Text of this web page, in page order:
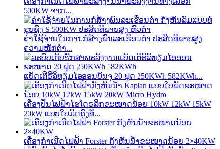
500KW ຈາກ...
ຄ່າໃຊ້ຈ່າຍໃນການກໍ່ສ້າງພົນລະເຮືອນຕໍ່າ ປະສິດທິພາບສູງ
ຄວາມໜັກຕໍ່າ...
ແບັດເຕີຣີລິທຽມໄອອອນບັນຈຸ 20 ຟຸດ 250KWh 582KWh...
ເຄື່ອງປັ່ນໄຟຟ້າໄຮໂດຣລິກຂະໜາດນ້ອຍ 10kW 12kW 15kW
20kW ແບບໃບມີດຄົງທີ່...
ເຄື່ອງກຳເນີດໄຟຟ້າ Forster ກັງຫັນນ້ຳຂະໜາດນ້ອຍ 2×40KW